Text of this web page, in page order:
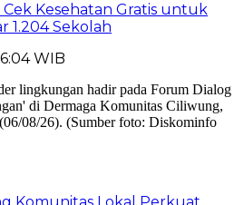
Kesehatan Gratis untuk
1.204 Sekolah
WIB